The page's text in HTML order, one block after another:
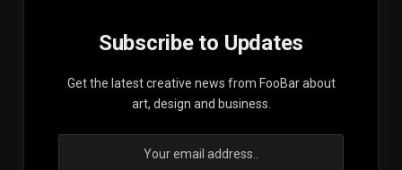
Subscribe to Updates
Get the latest creative news from FooBar about
art, design and business.